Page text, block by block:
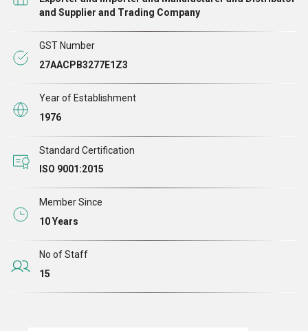
and Supplier and Trading Company
GST Number
27AACPB3277E1Z3
Year of Establishment
1976
Standard Certification
ISO 9001:2015
Member Since
10 Years
No of Staff
15